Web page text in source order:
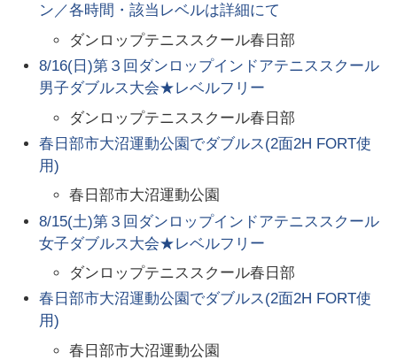
ン／各時間・該当レベルは詳細にて
ダンロップテニススクール春日部
8/16(日)第３回ダンロップインドアテニススクール
男子ダブルス大会★レベルフリー
ダンロップテニススクール春日部
春日部市大沼運動公園でダブルス(2面2H FORT使
用)
春日部市大沼運動公園
8/15(土)第３回ダンロップインドアテニススクール
女子ダブルス大会★レベルフリー
ダンロップテニススクール春日部
春日部市大沼運動公園でダブルス(2面2H FORT使
用)
春日部市大沼運動公園